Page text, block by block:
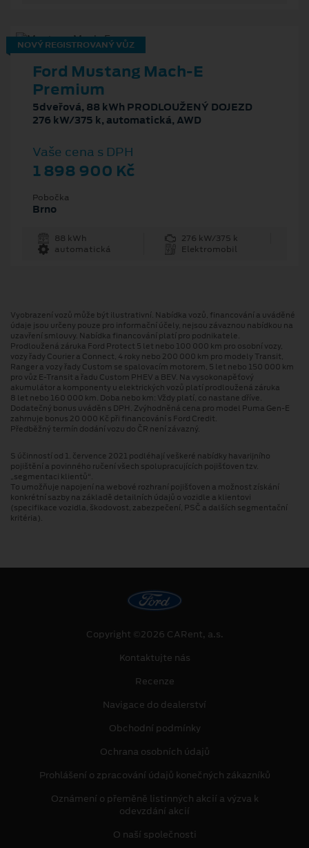
NOVÝ REGISTROVANÝ VŮZ
Ford Mustang Mach‑E
Premium
5dveřová, 88 kWh PRODLOUŽENÝ DOJEZD
276 kW/375 k, automatická, AWD
Vaše cena s DPH
1 898 900 Kč
Pobočka
Brno
88 kWh
276 kW/375 k
automatická
Elektromobil
Vyobrazení vozů může být ilustrativní. Nabídka vozů, financování a uváděné
údaje jsou určeny pouze pro informační účely, nejsou závaznou nabídkou na
uzavření smlouvy. Nabídka financování platí pro podnikatele.
Prodloužená záruka Ford Protect 5 let nebo 100 000 km pro osobní vozy,
vozy řady Courier a Connect, 4 roky nebo 200 000 km pro modely Transit,
Ranger a vozy řady Custom se spalovacím motorem, 5 let nebo 150 000 km
pro vůz E-Transit a řadu Custom PHEV a BEV. Na vysokonapěťový
akumulátor a komponenty u elektrických vozů platí prodloužená záruka
8 let nebo 160 000 km. Doba nebo km: Vždy platí, co nastane dříve.
Dodatečný bonus uváděn s DPH. Zvýhodněná cena pro model Puma Gen⁠-⁠E
zahrnuje bonus 20 000 Kč při financování s Ford Credit.
Předběžný termín dodání vozu do ČR není závazný.
S účinností od 1. července 2021 podléhají veškeré nabídky havarijního
pojištění a povinného ručení všech spolupracujících pojišťoven tzv.
„segmentaci klientů“.
To umožňuje napojení na webové rozhraní pojišťoven a možnost získání
konkrétní sazby na základě detailních údajů o vozidle a klientovi
(specifikace vozidla, škodovost, zabezpečení, PSČ a dalších segmentační
kritéria).
Copyright ©2026 CARent, a.s.
Kontaktujte nás
Recenze
Navigace do dealerství
Obchodní podmínky
Ochrana osobních údajů
Prohlášení o zpracování údajů konečných zákazníků
Oznámení o přeměně listinných akcií a výzva k
odevzdání akcií
O naší společnosti